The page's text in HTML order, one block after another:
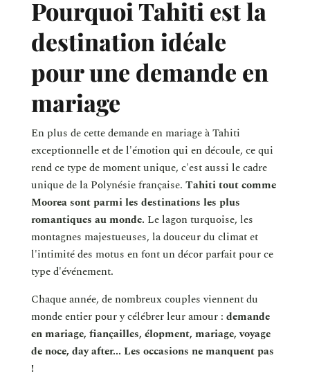
Pourquoi Tahiti est la
destination idéale
pour une demande en
mariage
En plus de cette demande en mariage à Tahiti
exceptionnelle et de l'émotion qui en découle, ce qui
rend ce type de moment unique, c'est aussi le cadre
unique de la Polynésie française. Tahiti tout comme
Moorea sont parmi les destinations les plus
romantiques au monde. Le lagon turquoise, les
montagnes majestueuses, la douceur du climat et
l'intimité des motus en font un décor parfait pour ce
type d'événement.
Chaque année, de nombreux couples viennent du
monde entier pour y célébrer leur amour : demande
en mariage, fiançailles, élopment, mariage, voyage
de noce, day after... Les occasions ne manquent pas
!